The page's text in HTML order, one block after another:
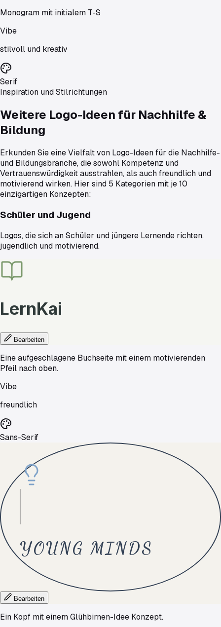
Monogram mit initialem T-S
Vibe
stilvoll und kreativ
Serif
Inspiration und Stilrichtungen
Weitere Logo-Ideen für Nachhilfe &
Bildung
Erkunden Sie eine Vielfalt von Logo-Ideen für die Nachhilfe-
und Bildungsbranche, die sowohl Kompetenz und
Vertrauenswürdigkeit ausstrahlen, als auch freundlich und
motivierend wirken. Hier sind 5 Kategorien mit je 10
einzigartigen Konzepten:
Schüler und Jugend
Logos, die sich an Schüler und jüngere Lernende richten,
jugendlich und motivierend.
LernKai
Bearbeiten
Eine aufgeschlagene Buchseite mit einem motivierenden
Pfeil nach oben.
Vibe
freundlich
Sans-Serif
YOUNG MINDS
Bearbeiten
Ein Kopf mit einem Glühbirnen-Idee Konzept.